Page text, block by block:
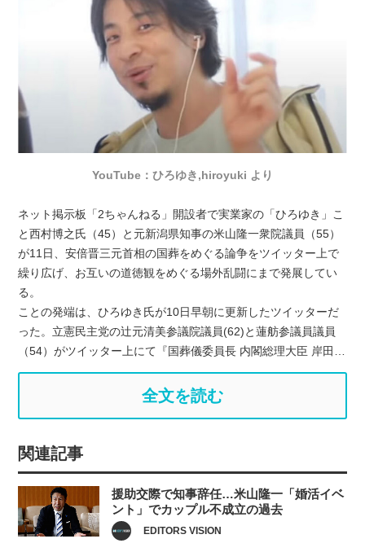
YouTube：ひろゆき,hiroyuki より
ネット掲示板「2ちゃんねる」開設者で実業家の「ひろゆき」こ
と西村博之氏（45）と元新潟県知事の米山隆一衆院議員（55）
が11日、安倍晋三元首相の国葬をめぐる論争をツイッター上で
繰り広げ、お互いの道徳観をめぐる場外乱闘にまで発展してい
る。
ことの発端は、ひろゆき氏が10日早朝に更新したツイッターだ
った。立憲民主党の辻元清美参議院議員(62)と蓮舫参議員議員
（54）がツイッター上にて『国葬儀委員長 内閣総理大臣 岸田…
全文を読む
関連記事
援助交際で知事辞任…米山隆一「婚活イベ
ント」でカップル不成立の過去
EDITORS VISION